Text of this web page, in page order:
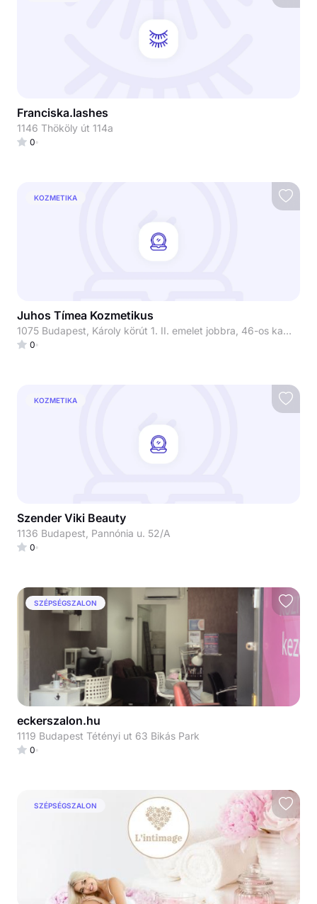
Franciska.lashes
1146 Thököly út 114a
0
KOZMETIKA
Juhos Tímea Kozmetikus
1075 Budapest, Károly körút 1. II. emelet jobbra, 46-os kapucsengő Juhos Tímea Kozmetikus
0
KOZMETIKA
Szender Viki Beauty
1136 Budapest, Pannónia u. 52/A
0
SZÉPSÉGSZALON
eckerszalon.hu
1119 Budapest Tétényi ut 63 Bikás Park
0
SZÉPSÉGSZALON